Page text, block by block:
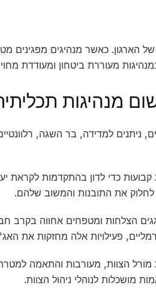
של הארגון. כאשר מנהיגים
מעוררת ביטחון ומעודדת
מנהיגות
ניתנים למדידה, בר השגה,
כדי לדון בהתקדמות לקראת
לחלוק את התובנות והמשוב שלהם.
הצלחות ומטפחים אחווה בקרב
פעילויות אלה מחזקות את
מורל הצוות, מעורבות והתאמה
מושכלות לנוהלי ניהול הצוות.